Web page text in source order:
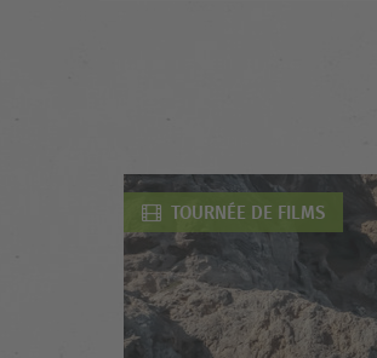
TOURNÉE DE FILMS